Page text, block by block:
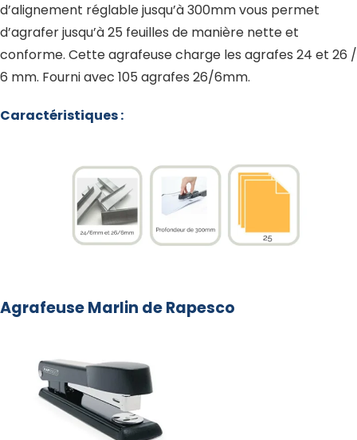
d’alignement réglable jusqu’à 300mm vous permet
d’agrafer jusqu’à 25 feuilles de manière nette et
conforme. Cette agrafeuse charge les agrafes 24 et 26 /
6 mm. Fourni avec 105 agrafes 26/6mm.
Caractéristiques :
Agrafeuse Marlin de Rapesco